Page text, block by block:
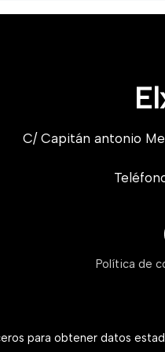
C/ Capitán antonio
Política de
para obtener datos